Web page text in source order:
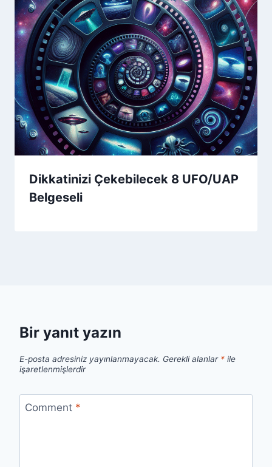
Dikkatinizi Çekebilecek 8 UFO/UAP
Belgeseli
Bir yanıt yazın
E-posta adresiniz yayınlanmayacak. Gerekli alanlar * ile
işaretlenmişlerdir
Comment *